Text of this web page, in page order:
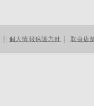
個人情報保護方針
取扱店